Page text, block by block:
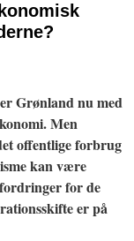
Grønland nu med
Men
offentlige forbrug
kan være
for de
er på